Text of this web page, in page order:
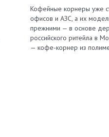
Кофейные корнеры уже
офисов и АЗС, а их
прежними — в основе
российского ритейла в
— кофе-корнер из